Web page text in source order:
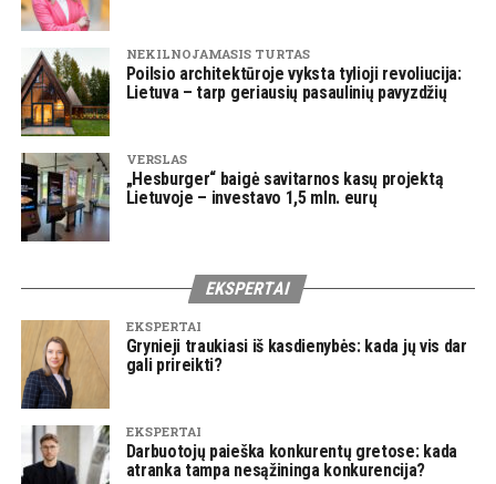
NEKILNOJAMASIS TURTAS
Poilsio architektūroje vyksta tylioji revoliucija:
Lietuva – tarp geriausių pasaulinių pavyzdžių
VERSLAS
„Hesburger“ baigė savitarnos kasų projektą
Lietuvoje – investavo 1,5 mln. eurų
EKSPERTAI
EKSPERTAI
Grynieji traukiasi iš kasdienybės: kada jų vis dar
gali prireikti?
EKSPERTAI
Darbuotojų paieška konkurentų gretose: kada
atranka tampa nesąžininga konkurencija?